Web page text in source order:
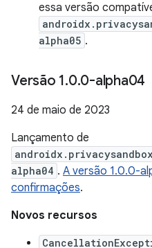
essa versão
alpha05 .
Versão 1.0.0-alpha04
24 de maio de 2023
Lançamento de
alpha04 . A versão 1.0.0-
confirmações.
Novos recursos